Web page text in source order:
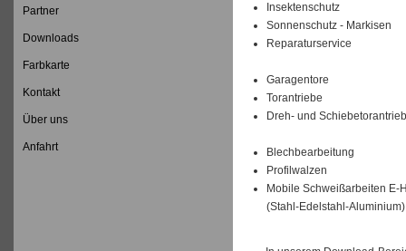
Partner
Downloads
Farbkarte
Kontakt
Über uns
Anfahrt
Insektenschutz
Sonnenschutz - Markisen
Reparaturservice
Garagentore
Torantriebe
Dreh- und
Blechbearbeitung
Profilwalzen
Mobile Schweißarbeiten E-
(Stahl-Edelstahl-Aluminium)